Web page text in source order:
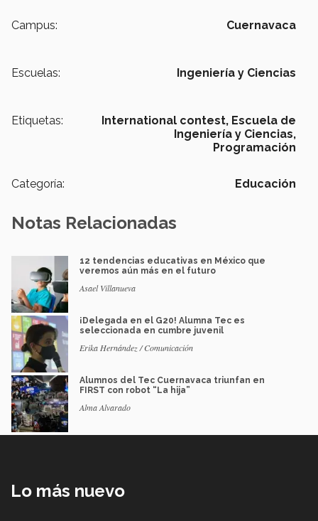
Campus: Cuernavaca
Escuelas: Ingeniería y Ciencias
Etiquetas: International contest, Escuela de
Ingeniería y Ciencias,
Programación
Categoría: Educación
Notas Relacionadas
12 tendencias educativas en México que
veremos aún más en el futuro
Asael Villanueva
¡Delegada en el G20! Alumna Tec es
seleccionada en cumbre juvenil
Erika Hernández / Comunicación
Alumnos del Tec Cuernavaca triunfan en
FIRST con robot “La hija”
Alma Alvarado
Lo más nuevo